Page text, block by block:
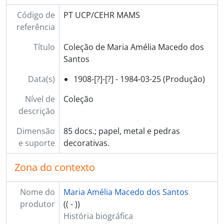
Código de
referência
PT UCP/CEHR MAMS
Título
Coleção de Maria Amélia Macedo dos
Santos
Data(s)
1908-[?]-[?] - 1984-03-25 (Produção)
Nível de
descrição
Coleção
Dimensão
e suporte
85 docs.; papel, metal e pedras
decorativas.
Zona do contexto
Nome do
produtor
Maria Amélia Macedo dos Santos
(( - ))
História biográfica